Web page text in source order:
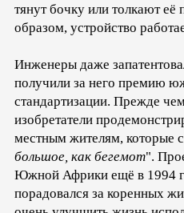
тянут бочку или толкают её
образом, устройство
Инженеры даже
получили за него премию
стандартизации. Прежде
изобретатели
местным жителям, которые
большое, как бегемот".
Южной Африки ещё в 1994
порадовался за коренных